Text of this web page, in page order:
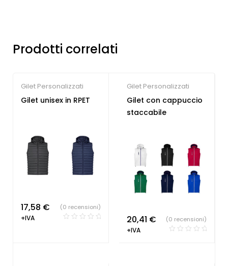
Prodotti correlati
Gilet Personalizzati
Gilet unisex in RPET
17,58 €
+IVA
(0 recensioni)
Gilet Personalizzati
Gilet con cappuccio
staccabile
20,41 €
+IVA
(0 recensioni)